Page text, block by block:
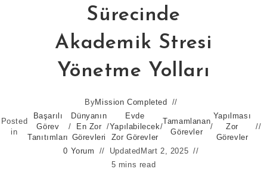
Sürecinde
Akademik Stresi
Yönetme Yolları
ByMission Completed
Posted
in
Başarılı
Görev
Tanıtımları
/
Dünyanın
En Zor
Görevleri
/
Evde
Yapılabilecek
Zor Görevler
/
Tamamlanan
Görevler
/
Yapılması
Zor
Görevler
0 Yorum
Updated Mart 2, 2025
5 mins read